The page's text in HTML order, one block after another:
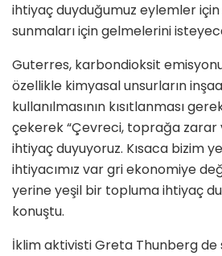
ihtiyaç duyduğumuz eylemler
sunmaları için gelmelerini
Guterres, karbondioksit
özellikle kimyasal unsurların
kullanılmasının kısıtlanması
çekerek “Çevreci, toprağa
ihtiyaç duyuyoruz. Kısaca bizim
ihtiyacımız var gri ekonomiye
yerine yeşil bir topluma ihtiyaç
konuştu.
İklim aktivisti Greta Thunberg de